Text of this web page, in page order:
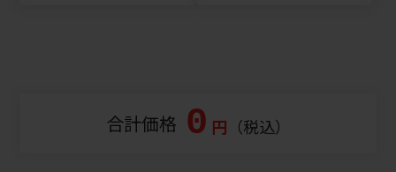
合計価格 0 円 （税込）